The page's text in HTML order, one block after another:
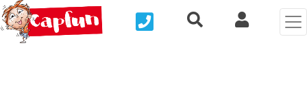
Nous contacterRecherche rapide
Mi